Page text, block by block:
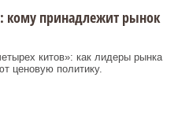
кому принадлежит рынок
китов»: как лидеры рынка
ценовую политику.